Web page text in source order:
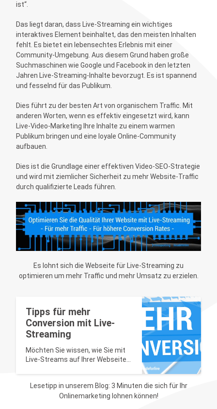
ist“.
Das liegt daran, dass Live-Streaming ein wichtiges
interaktives Element beinhaltet, das den meisten Inhalten
fehlt. Es bietet ein lebensechtes Erlebnis mit einer
Community-Umgebung. Aus diesem Grund haben große
Suchmaschinen wie Google und Facebook in den letzten
Jahren Live-Streaming-Inhalte bevorzugt. Es ist spannend
und fesselnd für das Publikum.
Dies führt zu der besten Art von organischem Traffic. Mit
anderen Worten, wenn es effektiv eingesetzt wird, kann
Live-Video-Marketing Ihre Inhalte zu einem warmen
Publikum bringen und eine loyale Online-Community
aufbauen.
Dies ist die Grundlage einer effektiven Video-SEO-Strategie
und wird mit ziemlicher Sicherheit zu mehr Website-Traffic
durch qualifizierte Leads führen.
Es lohnt sich die Webseite für Live-Streaming zu
optimieren um mehr Traffic und mehr Umsatz zu erzielen.
Tipps für mehr
Conversion mit Live-
Streaming
Möchten Sie wissen, wie Sie mit
Live-Streams auf Ihrer Webseite
Practices an!
Lesetipp in unserem Blog: 3 Minuten die sich für Ihr
Onlinemarketing lohnen können!